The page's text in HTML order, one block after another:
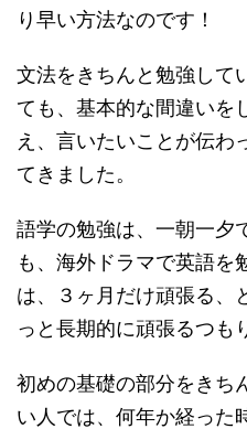
り早い方法なのです！
文法をきちんと勉強して
ても、基本的な間違いを
え、言いたいことが伝わ
てきました。
語学の勉強は、一朝一夕
も、海外ドラマで英語を
は、３ヶ月だけ頑張る、
っと長期的に頑張るつも
初めの基礎の部分をきち
い人では、何年か経った